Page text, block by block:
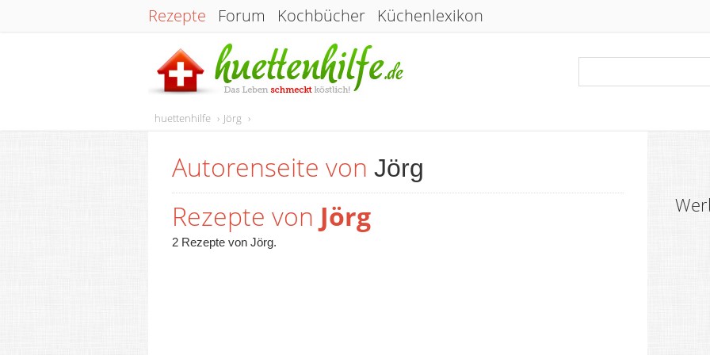
Rezepte Forum Kochbücher Küchenlexikon
huettenhilfe Jörg
Autorenseite von Jörg
Rezepte von Jörg
2 Rezepte von Jörg.